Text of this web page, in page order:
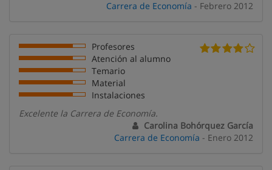
Carrera de Economía - Febrero 2012
Profesores
Atención al alumno
Temario
Material
Instalaciones
Excelente la Carrera de Economía.
Carolina Bohórquez García
Carrera de Economía - Enero 2012